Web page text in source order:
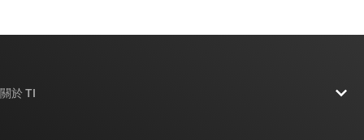
關於 TI